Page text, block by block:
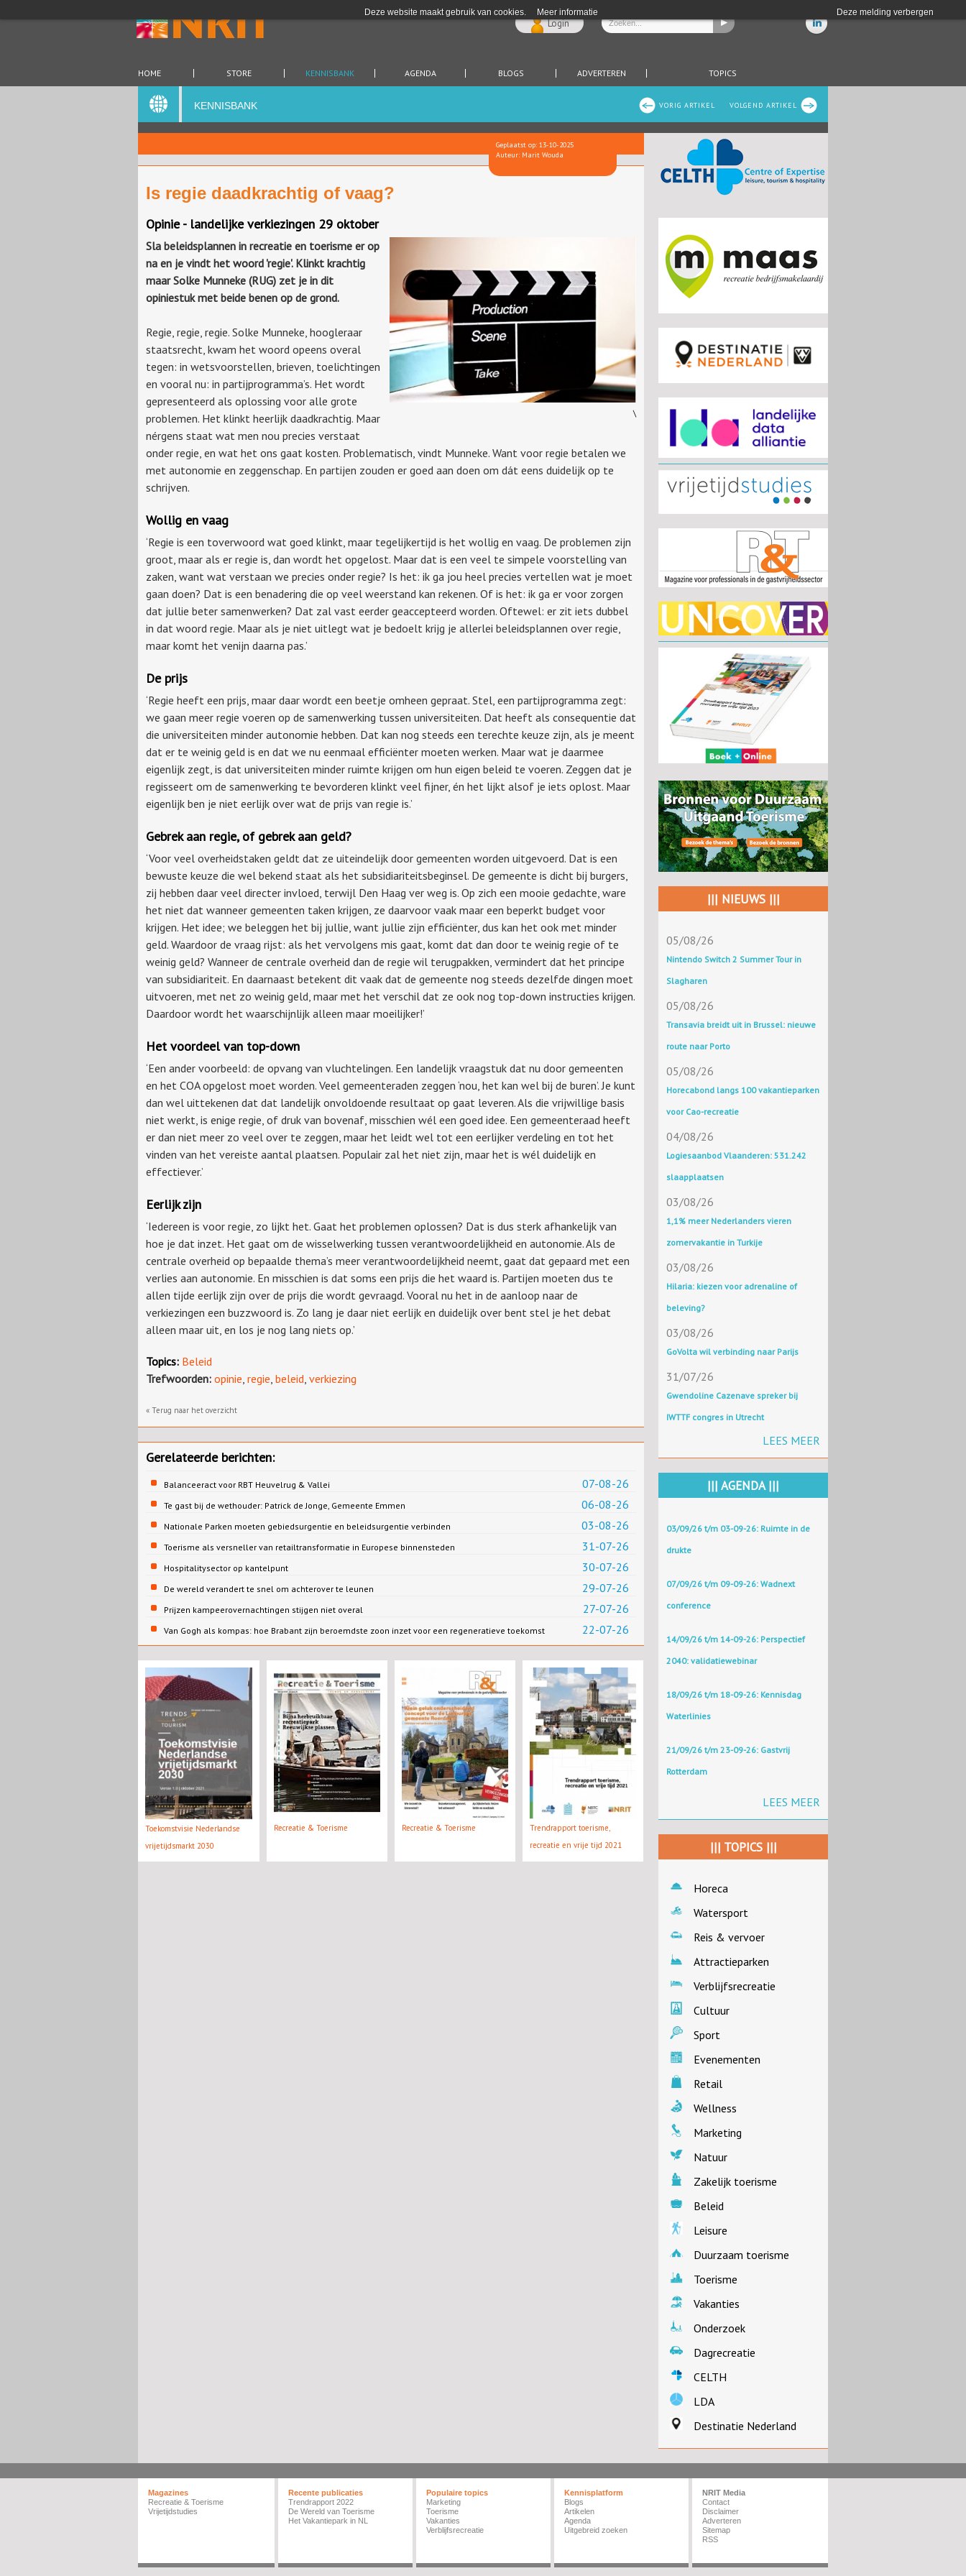
Deze website maakt gebruik van cookies. Meer informatie Deze melding verbergen
Login
HOME STORE KENNISBANK AGENDA BLOGS ADVERTEREN TOPICS
VOLGEND ARTIKEL
VORIG ARTIKEL
KENNISBANK
Geplaatst op: 13-10-2025
Auteur: Marit Wouda
Is regie daadkrachtig of vaag?
Opinie - landelijke verkiezingen 29 oktober
\
Sla beleidsplannen in recreatie en toerisme er op
na en je vindt het woord 'regie'. Klinkt krachtig
maar Solke Munneke (RUG) zet je in dit
opiniestuk met beide benen op de grond.
Regie, regie, regie. Solke Munneke, hoogleraar
staatsrecht, kwam het woord opeens overal
tegen: in wetsvoorstellen, brieven, toelichtingen
en vooral nu: in partijprogramma’s. Het wordt
gepresenteerd als oplossing voor alle grote
problemen. Het klinkt heerlijk daadkrachtig. Maar
nérgens staat wat men nou precies verstaat
onder regie, en wat het ons gaat kosten. Problematisch, vindt Munneke. Want voor regie betalen we
met autonomie en zeggenschap. En partijen zouden er goed aan doen om dát eens duidelijk op te
schrijven.
Wollig en vaag
‘Regie is een toverwoord wat goed klinkt, maar tegelijkertijd is het wollig en vaag. De problemen zijn
groot, maar als er regie is, dan wordt het opgelost. Maar dat is een veel te simpele voorstelling van
zaken, want wat verstaan we precies onder regie? Is het: ik ga jou heel precies vertellen wat je moet
gaan doen? Dat is een benadering die op veel weerstand kan rekenen. Of is het: ik ga er voor zorgen
dat jullie beter samenwerken? Dat zal vast eerder geaccepteerd worden. Oftewel: er zit iets dubbel
in dat woord regie. Maar als je niet uitlegt wat je bedoelt krijg je allerlei beleidsplannen over regie,
maar komt het venijn daarna pas.’
De prijs
‘Regie heeft een prijs, maar daar wordt een beetje omheen gepraat. Stel, een partijprogramma zegt:
we gaan meer regie voeren op de samenwerking tussen universiteiten. Dat heeft als consequentie dat
die universiteiten minder autonomie hebben. Dat kan nog steeds een terechte keuze zijn, als je meent
dat er te weinig geld is en dat we nu eenmaal efficiënter moeten werken. Maar wat je daarmee
eigenlijk zegt, is dat universiteiten minder ruimte krijgen om hun eigen beleid te voeren. Zeggen dat je
regisseert om de samenwerking te bevorderen klinkt veel fijner, én het lijkt alsof je iets oplost. Maar
eigenlijk ben je niet eerlijk over wat de prijs van regie is.’
Gebrek aan regie, of gebrek aan geld?
‘Voor veel overheidstaken geldt dat ze uiteindelijk door gemeenten worden uitgevoerd. Dat is een
bewuste keuze die wel bekend staat als het subsidiariteitsbeginsel. De gemeente is dicht bij burgers,
zij hebben daar veel directer invloed, terwijl Den Haag ver weg is. Op zich een mooie gedachte, ware
het niet dat wanneer gemeenten taken krijgen, ze daarvoor vaak maar een beperkt budget voor
krijgen. Het idee; we beleggen het bij jullie, want jullie zijn efficiënter, dus kan het ook met minder
geld. Waardoor de vraag rijst: als het vervolgens mis gaat, komt dat dan door te weinig regie of te
weinig geld? Wanneer de centrale overheid dan de regie wil terugpakken, vermindert dat het principe
van subsidiariteit. En daarnaast betekent dit vaak dat de gemeente nog steeds dezelfde dingen moet
uitvoeren, met net zo weinig geld, maar met het verschil dat ze ook nog top-down instructies krijgen.
Daardoor wordt het waarschijnlijk alleen maar moeilijker!’
Het voordeel van top-down
‘Een ander voorbeeld: de opvang van vluchtelingen. Een landelijk vraagstuk dat nu door gemeenten
en het COA opgelost moet worden. Veel gemeenteraden zeggen ‘nou, het kan wel bij de buren’. Je kunt
dan wel uittekenen dat dat landelijk onvoldoende resultaat op gaat leveren. Als die vrijwillige basis
niet werkt, is enige regie, of druk van bovenaf, misschien wél een goed idee. Een gemeenteraad heeft
er dan niet meer zo veel over te zeggen, maar het leidt wel tot een eerlijker verdeling en tot het
vinden van het vereiste aantal plaatsen. Populair zal het niet zijn, maar het is wél duidelijk en
effectiever.’
Eerlijk zijn
‘Iedereen is voor regie, zo lijkt het. Gaat het problemen oplossen? Dat is dus sterk afhankelijk van
hoe je dat inzet. Het gaat om de wisselwerking tussen verantwoordelijkheid en autonomie. Als de
centrale overheid op bepaalde thema’s meer verantwoordelijkheid neemt, gaat dat gepaard met een
verlies aan autonomie. En misschien is dat soms een prijs die het waard is. Partijen moeten dus te
allen tijde eerlijk zijn over de prijs die wordt gevraagd. Vooral nu het in de aanloop naar de
verkiezingen een buzzwoord is. Zo lang je daar niet eerlijk en duidelijk over bent stel je het debat
alleen maar uit, en los je nog lang niets op.’
Topics: Beleid
Trefwoorden: opinie regie beleid verkiezing
« Terug naar het overzicht
Gerelateerde berichten:
07-08-26
Balanceeract voor RBT Heuvelrug & Vallei
06-08-26
Te gast bij de wethouder: Patrick de Jonge, Gemeente Emmen
03-08-26
Nationale Parken moeten gebiedsurgentie en beleidsurgentie verbinden
31-07-26
Toerisme als versneller van retailtransformatie in Europese binnensteden
30-07-26
Hospitalitysector op kantelpunt
29-07-26
De wereld verandert te snel om achterover te leunen
27-07-26
Prijzen kampeerovernachtingen stijgen niet overal
22-07-26
Van Gogh als kompas: hoe Brabant zijn beroemdste zoon inzet voor een regeneratieve toekomst
Toekomstvisie Nederlandse
vrijetijdsmarkt 2030
Recreatie & Toerisme Recreatie & Toerisme
Trendrapport toerisme,
recreatie en vrije tijd 2021
||| NIEUWS |||
05/08/26
Nintendo Switch 2 Summer Tour in
Slagharen
05/08/26
Transavia breidt uit in Brussel: nieuwe
route naar Porto
05/08/26
Horecabond langs 100 vakantieparken
voor Cao-recreatie
04/08/26
Logiesaanbod Vlaanderen: 531.242
slaapplaatsen
03/08/26
1,1% meer Nederlanders vieren
zomervakantie in Turkije
03/08/26
Hilaria: kiezen voor adrenaline of
beleving?
03/08/26
GoVolta wil verbinding naar Parijs
31/07/26
Gwendoline Cazenave spreker bij
IWTTF congres in Utrecht
LEES MEER
||| AGENDA |||
03/09/26 t/m 03-09-26: Ruimte in de
drukte
07/09/26 t/m 09-09-26: Wadnext
conference
14/09/26 t/m 14-09-26: Perspectief
2040: validatiewebinar
18/09/26 t/m 18-09-26: Kennisdag
Waterlinies
21/09/26 t/m 23-09-26: Gastvrij
Rotterdam
LEES MEER
||| TOPICS |||
Horeca
Watersport
Reis & vervoer
Attractieparken
Verblijfsrecreatie
Cultuur
Sport
Evenementen
Retail
Wellness
Marketing
Natuur
Zakelijk toerisme
Beleid
Leisure
Duurzaam toerisme
Toerisme
Vakanties
Onderzoek
Dagrecreatie
CELTH
LDA
Destinatie Nederland
Magazines
Recreatie & Toerisme
Vrijetijdstudies
Recente publicaties
Trendrapport 2022
De Wereld van Toerisme
Het Vakantiepark in NL
Populaire topics
Marketing
Toerisme
Vakanties
Verblijfsrecreatie
Kennisplatform
Blogs
Artikelen
Agenda
Uitgebreid zoeken
NRIT Media
Contact
Disclaimer
Adverteren
Sitemap
RSS